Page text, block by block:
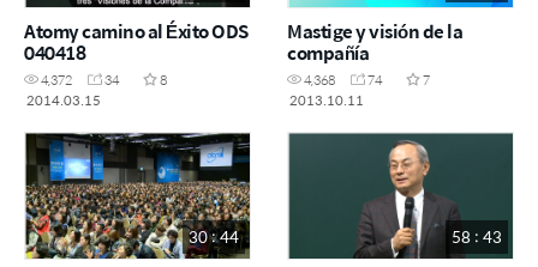
Atomy camino al Éxito ODS
040418
4,372 34
8
2014.03.15
Mastige y visión de la
compañía
4,368 74
7
2013.10.11
30 : 44 58 : 43